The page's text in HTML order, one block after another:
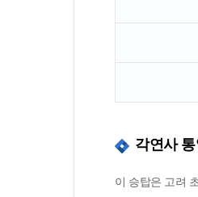
각연사
이 승탑은 고려